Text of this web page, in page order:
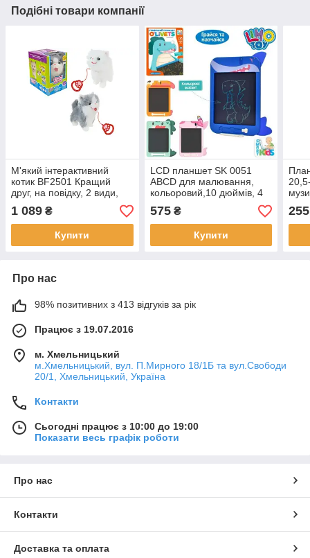
Подібні товари компанії
М'який інтерактивний
котик BF2501 Кращий
друг, на повідку, 2 види,
українська мова, повторяє
голос, в коробці 18x25x27
см
1 089 ₴
Купити
LCD планшет SK 0051
ABCD для малювання,
кольоровий,10 дюймів, 4
види, батарейки таблетки,
в коробці, 25-33,5-2см
575₴
Купити
2
255
Про нас
98% позитивних з 413 відгуків за рік
Працює з 19.07.2016
м. Хмельницький
м.Хмельницький, вул. П.Мирного 18/1Б та вул.Свободи
20/1, Хмельницький, Україна
Контакти
Сьогодні працює з 10:00 до 19:00
Показати весь графік роботи
Про нас
Контакти
Доставка та оплата